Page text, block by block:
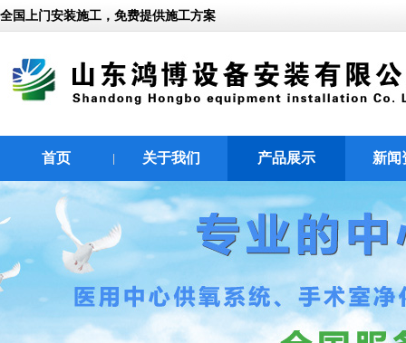
全国上门安装施工，免费提供施工方案
首页 关于我们 产品展示 新闻